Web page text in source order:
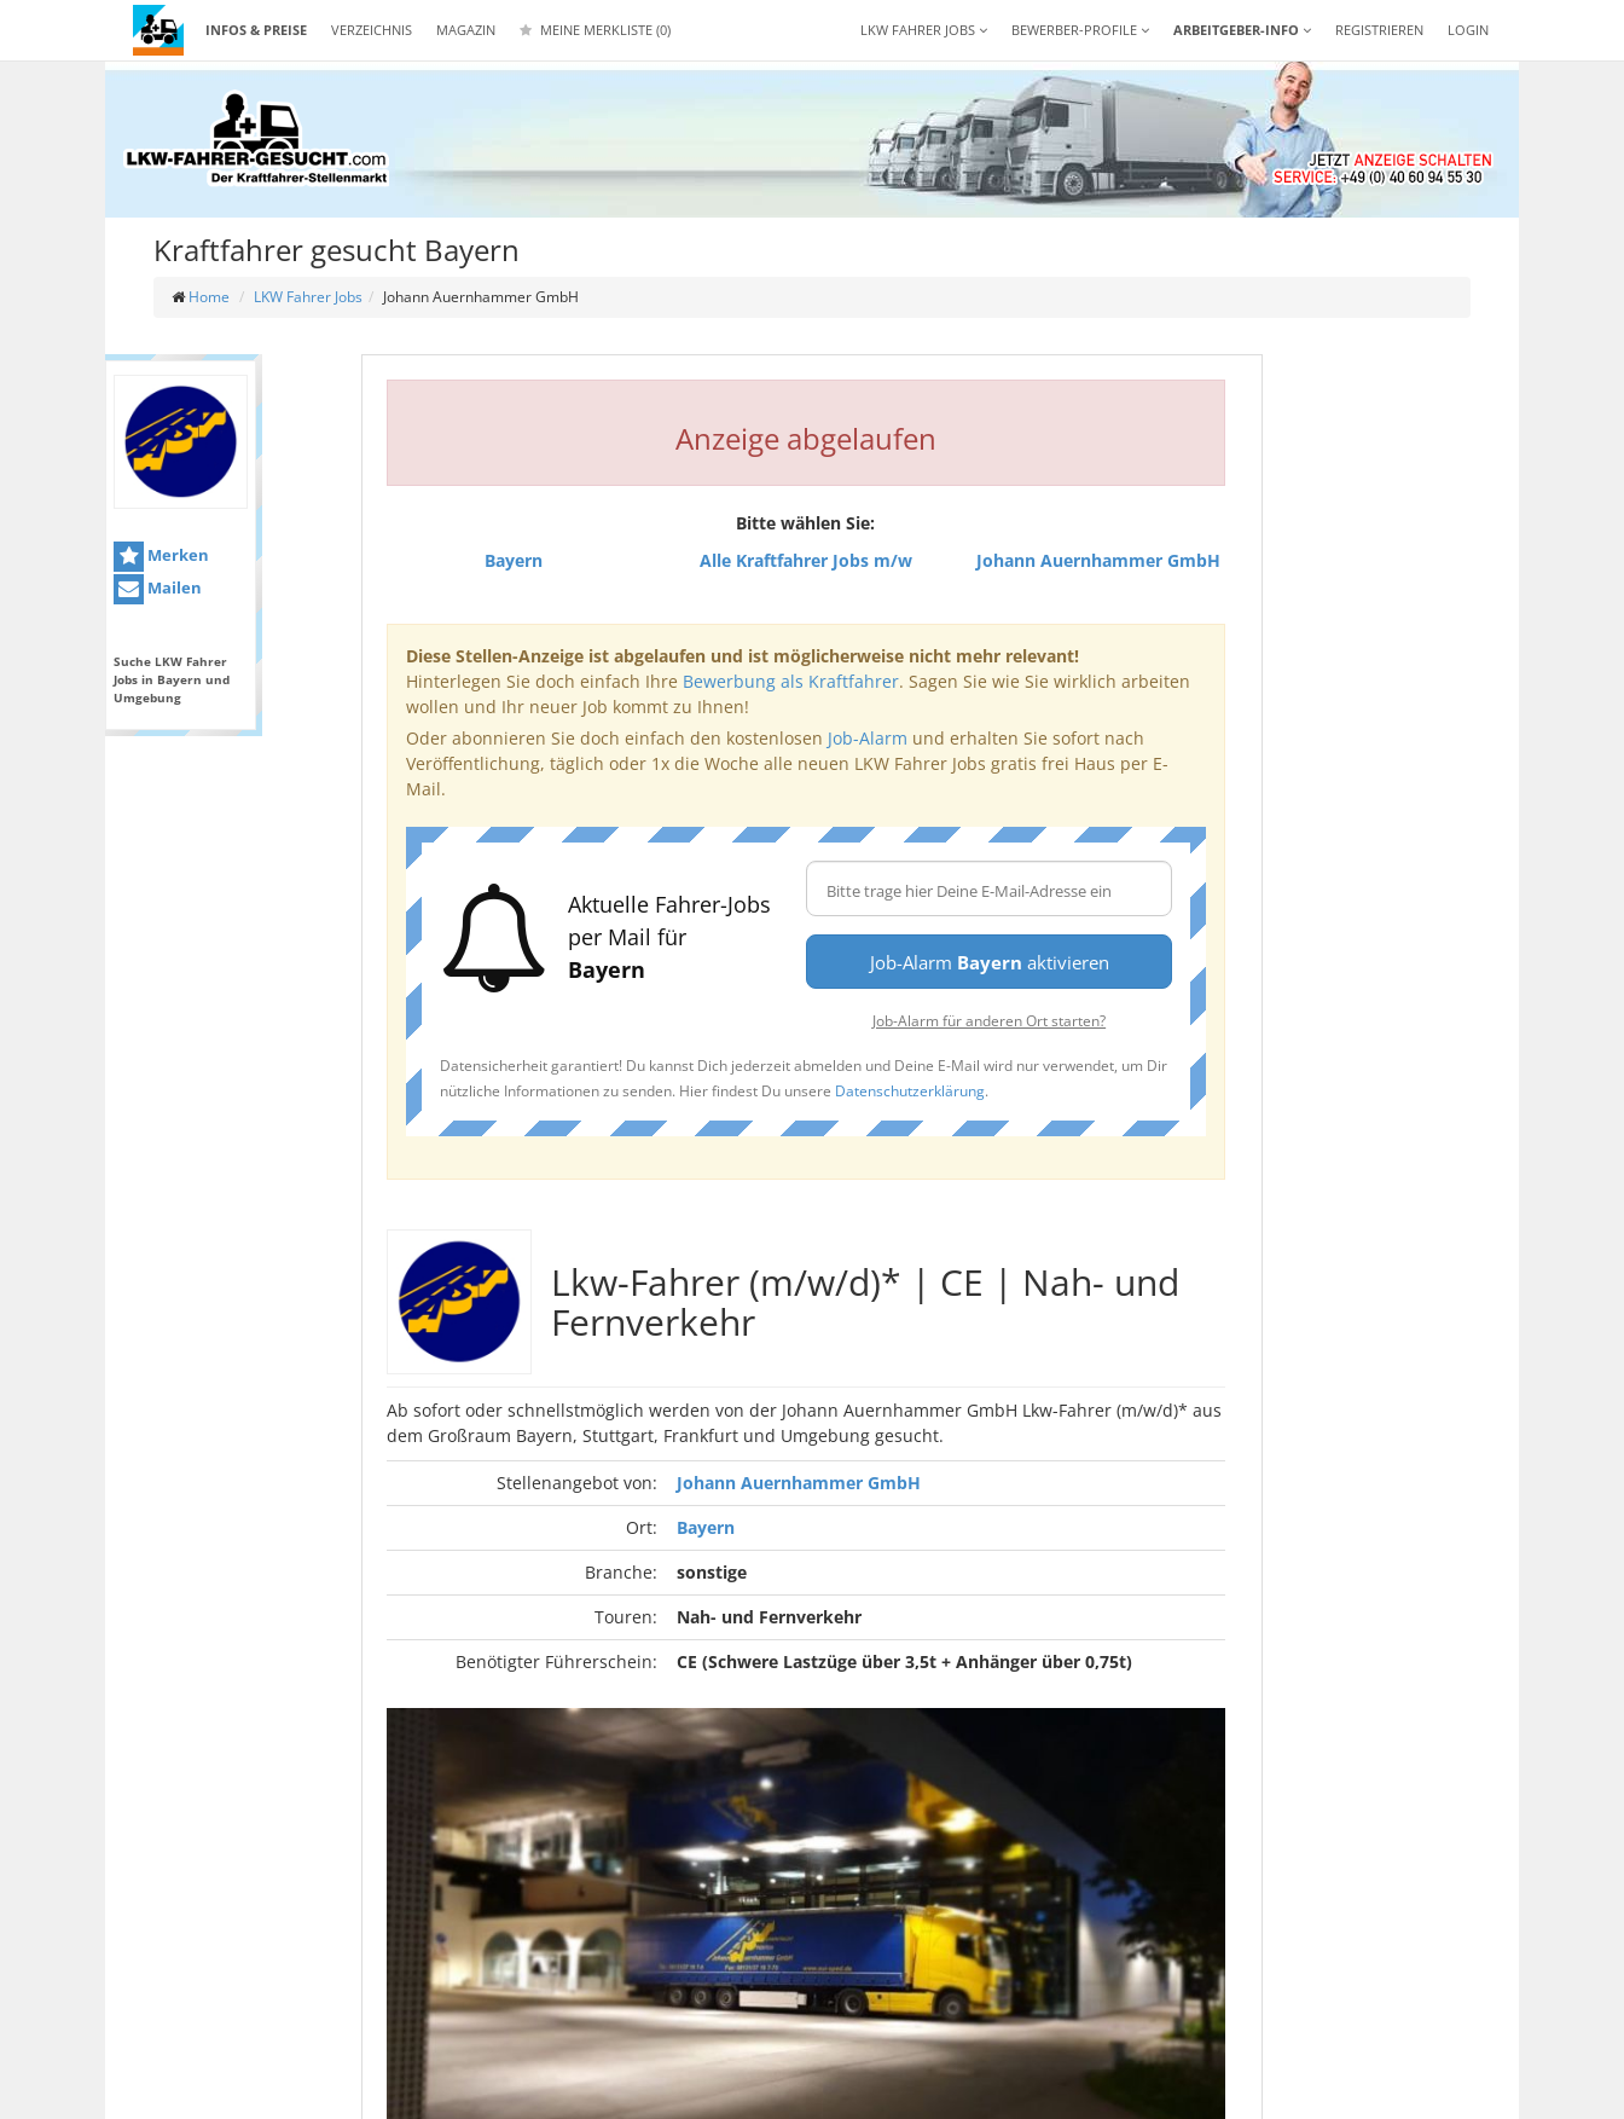
INFOS & PREISE VERZEICHNIS MAGAZIN MEINE MERKLISTE (0) REGISTRIEREN LOGIN
LKW FAHRER JOBS BEWERBER-PROFILE ARBEITGEBER-INFO
Kraftfahrer gesucht Bayern
Home LKW Fahrer Jobs Johann Auernhammer GmbH
Merken
Mailen
Suche LKW Fahrer
Jobs in Bayern und
Umgebung
Anzeige abgelaufen
Bitte wählen Sie:
Bayern
Alle Kraftfahrer Jobs m/w Johann Auernhammer GmbH
Diese Stellen-Anzeige ist abgelaufen und ist möglicherweise nicht mehr relevant!
Hinterlegen Sie doch einfach Ihre Bewerbung als Kraftfahrer. Sagen Sie wie Sie wirklich arbeiten
wollen und Ihr neuer Job kommt zu Ihnen!
Oder abonnieren Sie doch einfach den kostenlosen Job-Alarm und erhalten Sie sofort nach
Veröffentlichung, täglich oder 1x die Woche alle neuen LKW Fahrer Jobs gratis frei Haus per E-
Mail.
Aktuelle Fahrer-Jobs
per Mail für
Bayern
Job-Alarm Bayern aktivieren
Job-Alarm für anderen Ort starten?
Datensicherheit garantiert! Du kannst Dich jederzeit abmelden und Deine E-Mail wird nur verwendet, um Dir
nützliche Informationen zu senden. Hier findest Du unsere Datenschutzerklärung.
Lkw-Fahrer (m/w/d)* | CE | Nah- und
Fernverkehr
Ab sofort oder schnellstmöglich werden von der Johann Auernhammer GmbH Lkw-Fahrer (m/w/d)* aus
dem Großraum Bayern, Stuttgart, Frankfurt und Umgebung gesucht.
Stellenangebot von:
Johann Auernhammer GmbH
Ort:
Bayern
Branche:
sonstige
Touren:
Nah- und Fernverkehr
Benötigter Führerschein:
CE (Schwere Lastzüge über 3,5t + Anhänger über 0,75t)